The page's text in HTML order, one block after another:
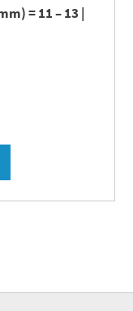
= 11 – 13 |